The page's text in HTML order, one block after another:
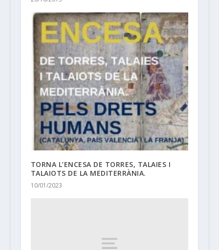
TORNA L’ENCESA DE TORRES, TALAIES I
TALAIOTS DE LA MEDITERRÀNIA.
10/01/2023